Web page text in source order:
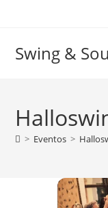
Swing &
> Eventos >